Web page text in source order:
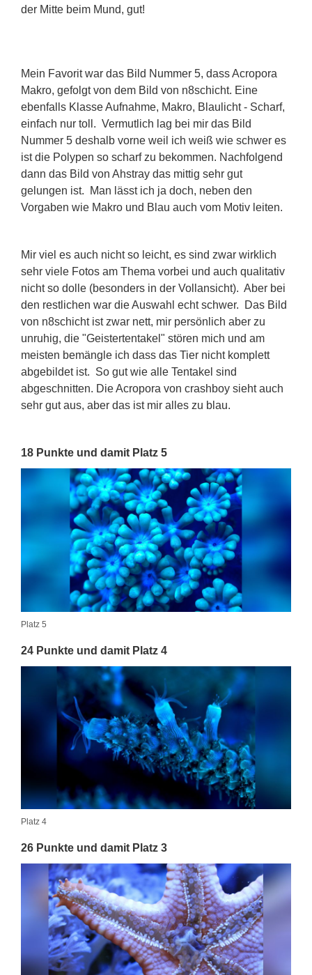
der Mitte beim Mund, gut!
Mein Favorit war das Bild Nummer 5, dass Acropora
Makro, gefolgt von dem Bild von n8schicht. Eine
ebenfalls Klasse Aufnahme, Makro, Blaulicht - Scharf,
einfach nur toll. Vermutlich lag bei mir das Bild
Nummer 5 deshalb vorne weil ich weiß wie schwer es
ist die Polypen so scharf zu bekommen. Nachfolgend
dann das Bild von Ahstray das mittig sehr gut
gelungen ist. Man lässt ich ja doch, neben den
Vorgaben wie Makro und Blau auch vom Motiv leiten.
Mir viel es auch nicht so leicht, es sind zwar wirklich
sehr viele Fotos am Thema vorbei und auch qualitativ
nicht so dolle (besonders in der Vollansicht). Aber bei
den restlichen war die Auswahl echt schwer. Das Bild
von n8schicht ist zwar nett, mir persönlich aber zu
unruhig, die "Geistertentakel" stören mich und am
meisten bemängle ich dass das Tier nicht komplett
abgebildet ist. So gut wie alle Tentakel sind
abgeschnitten. Die Acropora von crashboy sieht auch
sehr gut aus, aber das ist mir alles zu blau.
18 Punkte und damit Platz 5
Platz 5
24 Punkte und damit Platz 4
Platz 4
26 Punkte und damit Platz 3